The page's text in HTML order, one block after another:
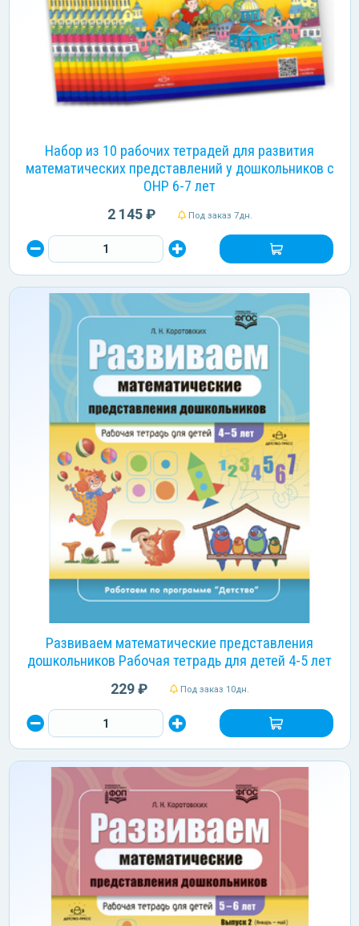
Набор из 10 рабочих тетрадей для развития
математических представлений у дошкольников с
ОНР 6-7 лет
2 145 ₽ Под заказ 7дн.
Развиваем математические представления
дошкольников Рабочая тетрадь для детей 4-5 лет
229 ₽ Под заказ 10дн.